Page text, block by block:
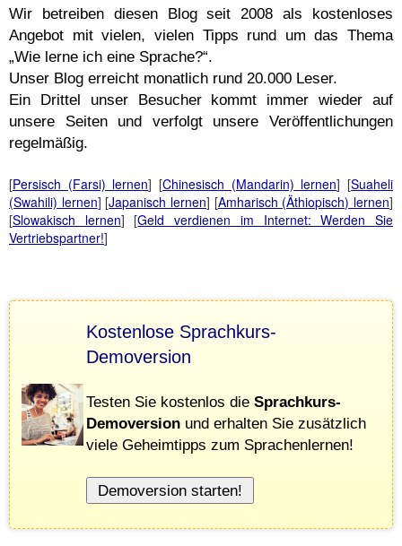
Wir betreiben diesen Blog seit 2008 als kostenloses
Angebot mit vielen, vielen Tipps rund um das Thema
„Wie lerne ich eine Sprache?“.
Unser Blog erreicht monatlich rund 20.000 Leser.
Ein Drittel unser Besucher kommt immer wieder auf
unsere Seiten und verfolgt unsere Veröffentlichungen
regelmäßig.
[Persisch (Farsi) lernen] [Chinesisch (Mandarin) lernen] [Suaheli
(Swahili) lernen] [Japanisch lernen] [Amharisch (Äthiopisch) lernen]
[Slowakisch lernen] [Geld verdienen im Internet: Werden Sie
Vertriebspartner!]
Kostenlose Sprachkurs-
Demoversion
Testen Sie kostenlos die Sprachkurs-
Demoversion und erhalten Sie zusätzlich
viele Geheimtipps zum Sprachenlernen!